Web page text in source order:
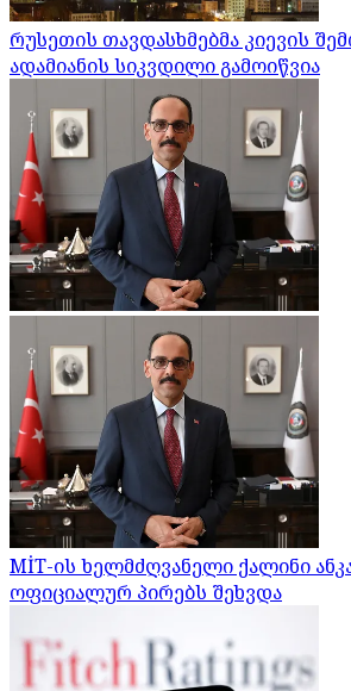
რუსეთის თავდასხმებმა კიევის
ადამიანის სიკვდილი გამოიწვია
MİT-ის ხელმძღვანელი ქალინი
ოფიციალურ პირებს შეხვდა